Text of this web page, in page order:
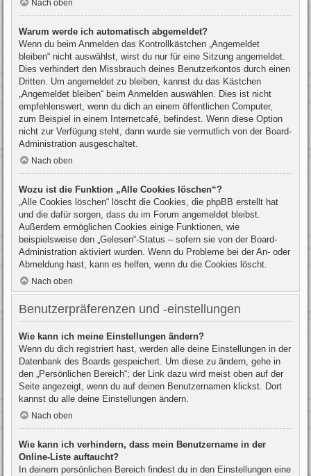
Nach oben
Warum werde ich automatisch abgemeldet?
Wenn du beim Anmelden das Kontrollkästchen „Angemeldet
bleiben“ nicht auswählst, wirst du nur für eine Sitzung angemeldet.
Dies verhindert den Missbrauch deines Benutzerkontos durch einen
Dritten. Um angemeldet zu bleiben, kannst du das Kästchen
„Angemeldet bleiben“ beim Anmelden auswählen. Dies ist nicht
empfehlenswert, wenn du dich an einem öffentlichen Computer,
zum Beispiel in einem Internetcafé, befindest. Wenn diese Option
nicht zur Verfügung steht, dann wurde sie vermutlich von der Board-
Administration ausgeschaltet.
Nach oben
Wozu ist die Funktion „Alle Cookies löschen“?
„Alle Cookies löschen“ löscht die Cookies, die phpBB erstellt hat
und die dafür sorgen, dass du im Forum angemeldet bleibst.
Außerdem ermöglichen Cookies einige Funktionen, wie
beispielsweise den „Gelesen“-Status – sofern sie von der Board-
Administration aktiviert wurden. Wenn du Probleme bei der An- oder
Abmeldung hast, kann es helfen, wenn du die Cookies löscht.
Nach oben
Benutzerpräferenzen und -einstellungen
Wie kann ich meine Einstellungen ändern?
Wenn du dich registriert hast, werden alle deine Einstellungen in der
Datenbank des Boards gespeichert. Um diese zu ändern, gehe in
den „Persönlichen Bereich“; der Link dazu wird meist oben auf der
Seite angezeigt, wenn du auf deinen Benutzernamen klickst. Dort
kannst du alle deine Einstellungen ändern.
Nach oben
Wie kann ich verhindern, dass mein Benutzername in der
Online-Liste auftaucht?
In deinem persönlichen Bereich findest du in den Einstellungen eine